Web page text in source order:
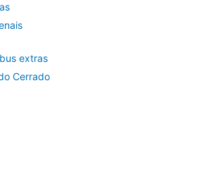
extras
Cerrado